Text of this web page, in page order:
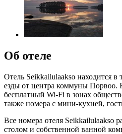
Об отеле
Отель Seikkailulaakso находится в
езды от центра коммуны Порвоо.
бесплатный Wi-Fi в зонах
также номера с мини-кухней,
Все номера отеля Seikkailulaakso
столом и собственной ванной